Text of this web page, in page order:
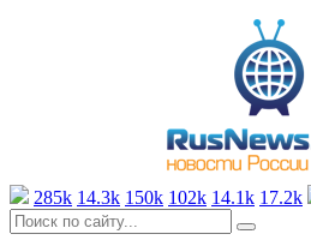
285k 14.3k 150k 102k 14.1k 17.2k